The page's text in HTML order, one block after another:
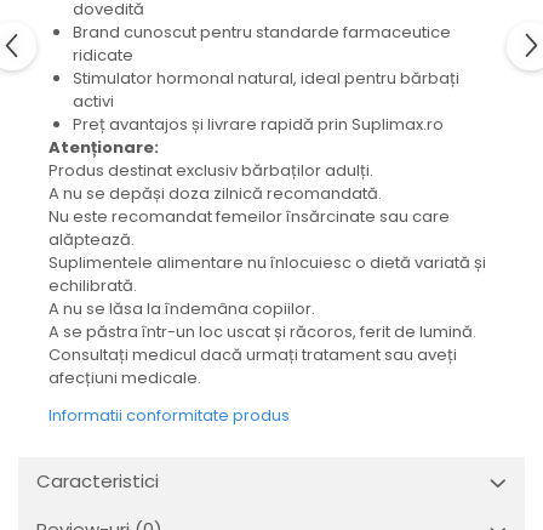
dovedită
Brand cunoscut pentru standarde farmaceutice
ridicate
Stimulator hormonal natural, ideal pentru bărbați
activi
Preț avantajos și livrare rapidă prin Suplimax.ro
Atenționare:
Produs destinat exclusiv bărbaților adulți.
A nu se depăși doza zilnică recomandată.
Nu este recomandat femeilor însărcinate sau care
alăptează.
Suplimentele alimentare nu înlocuiesc o dietă variată și
echilibrată.
A nu se lăsa la îndemâna copiilor.
A se păstra într-un loc uscat și răcoros, ferit de lumină.
Consultați medicul dacă urmați tratament sau aveți
afecțiuni medicale.
Informatii conformitate produs
Caracteristici